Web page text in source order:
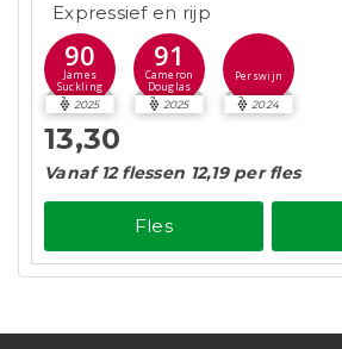
Expressief en rijp
90
James
Suckling
2025
91
Cameron
Douglas
2025
Perswijn
2024
13,30
Vanaf 12 flessen 12,19 per fles
Fles